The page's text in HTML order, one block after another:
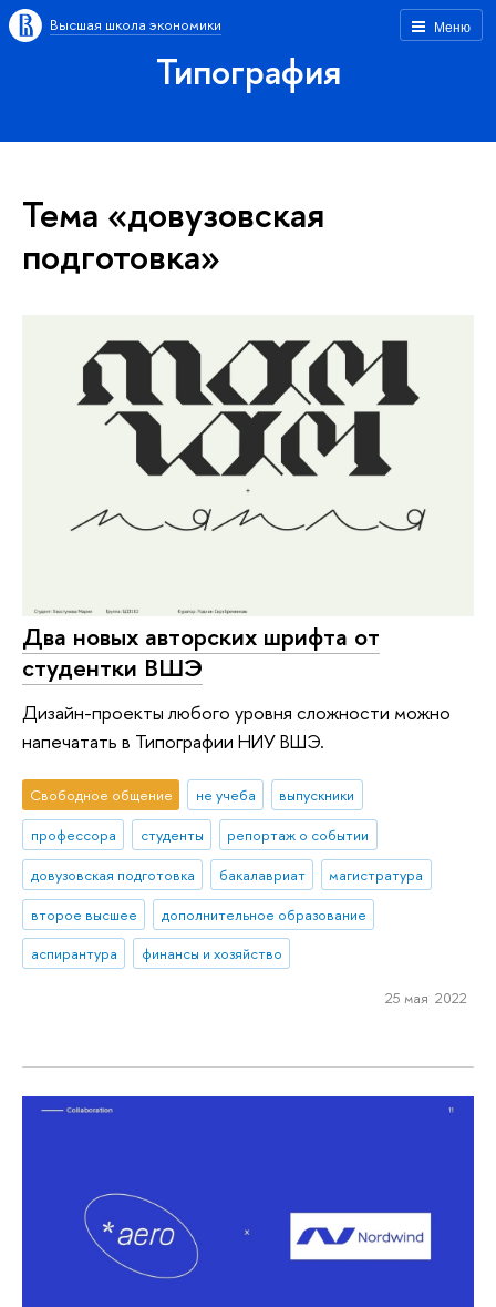
Меню
Высшая школа экономики
Типография
Тема «довузовская
подготовка»
Два новых авторских шрифта от
студентки ВШЭ
Дизайн-проекты любого уровня сложности можно
напечатать в Типографии НИУ ВШЭ.
Свободное общение не учеба
выпускники
профессора
студенты
репортаж о событии
довузовская подготовка
бакалавриат
магистратура
второе высшее
дополнительное образование
аспирантура
финансы и хозяйство
25 мая 2022